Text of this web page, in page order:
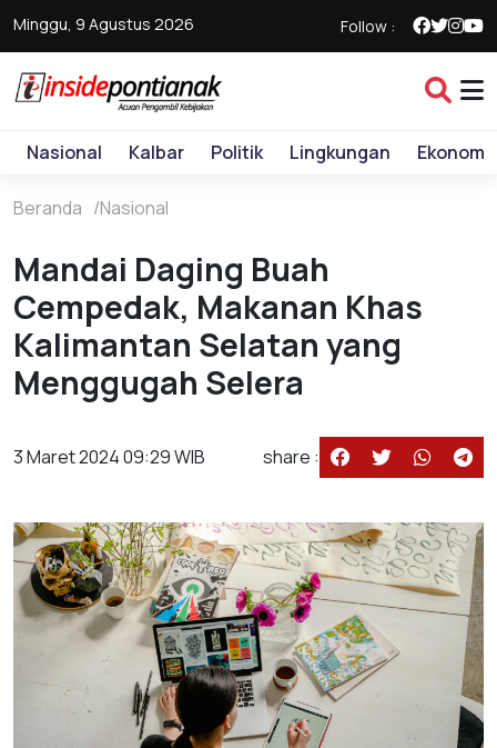
Minggu, 9 Agustus 2026 Follow :
Nasional Kalbar Politik Lingkungan Ekonomi
Beranda Nasional
Mandai Daging Buah
Cempedak, Makanan Khas
Kalimantan Selatan yang
Menggugah Selera
3 Maret 2024 09:29 WIB share :